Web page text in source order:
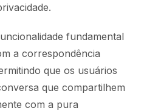
fundamental
a correspondência
que os usuários
que compartilhem
com a pura